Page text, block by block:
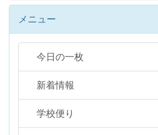
メニュー
今日の一枚
新着情報
学校便り